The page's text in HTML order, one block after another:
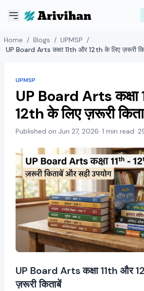
Home / Blogs / UPMSP /
UP Board Arts कक्षा 11th और 12th के लिए ज़रूरी
UPMSP
UP Board Arts कक्षा
12th के लिए ज़रूरी
Published on Jun 27, 2026· 1 min read·
UP Board Arts कक्षा 11th और
ज़रूरी किताबें